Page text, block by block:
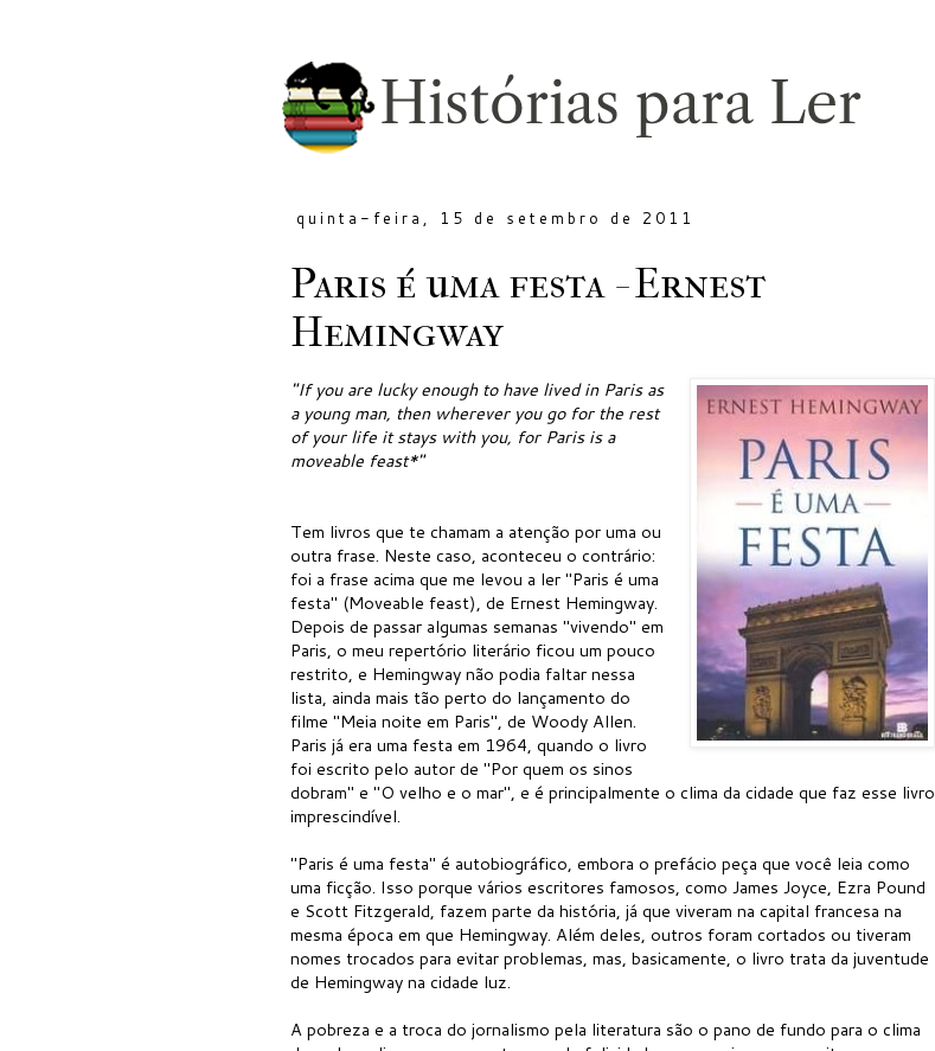
quinta-feira, 15 de setembro de 2011
Paris é uma festa - Ernest
Hemingway
"If you are lucky enough to have lived in Paris as
a young man, then wherever you go for the rest
of your life it stays with you, for Paris is a
moveable feast*"
Tem livros que te chamam a atenção por uma ou
outra frase. Neste caso, aconteceu o contrário:
foi a frase acima que me levou a ler "Paris é uma
festa" (Moveable feast), de Ernest Hemingway.
Depois de passar algumas semanas "vivendo" em
Paris, o meu repertório literário ficou um pouco
restrito, e Hemingway não podia faltar nessa
lista, ainda mais tão perto do lançamento do
filme "Meia noite em Paris", de Woody Allen.
Paris já era uma festa em 1964, quando o livro
foi escrito pelo autor de "Por quem os sinos
dobram" e "O velho e o mar", e é principalmente o clima da cidade que faz esse livro
imprescindível.
"Paris é uma festa" é autobiográfico, embora o prefácio peça que você leia como
uma ficção. Isso porque vários escritores famosos, como James Joyce, Ezra Pound
e Scott Fitzgerald, fazem parte da história, já que viveram na capital francesa na
mesma época em que Hemingway. Além deles, outros foram cortados ou tiveram
nomes trocados para evitar problemas, mas, basicamente, o livro trata da juventude
de Hemingway na cidade luz.
A pobreza e a troca do jornalismo pela literatura são o pano de fundo para o clima